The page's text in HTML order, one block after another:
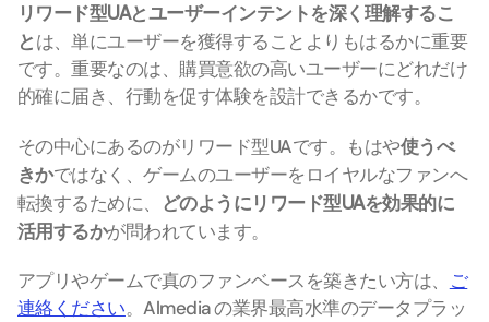
リワード型UAとユーザーインテントを深く理解するこ
とは、単にユーザーを獲得することよりもはるかに重要
です。重要なのは、購買意欲の高いユーザーにどれだけ
的確に届き、行動を促す体験を設計できるかです。
その中心にあるのがリワード型UAです。もはや使うべ
きかではなく、ゲームのユーザーをロイヤルなファンへ
転換するために、
どのようにリワード型UAを効果的に
活用するかが問われています。
アプリやゲームで真のファンベースを築きたい方は、
ご
連絡ください。Almedia の業界最高水準のデータプラッ